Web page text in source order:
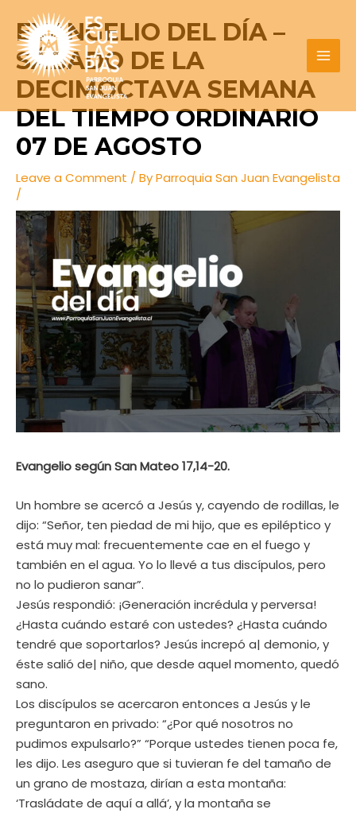
content
EVANGELIO DEL DÍA –
SÁBADO DE LA
DECIMOCTAVA SEMANA
DEL TIEMPO ORDINARIO
07 DE AGOSTO
Leave a Comment / ByParroquia San Juan Evangelista
/
Evangelio según San Mateo 17,14-20.
Un hombre se acercó a Jesús y, cayendo de rodillas, le
dijo: “Señor, ten piedad de mi hijo, que es epiléptico y
está muy mal: frecuentemente cae en el fuego y
también en el agua. Yo lo llevé a tus discípulos, pero
no lo pudieron sanar”.
Jesús respondió: ¡Generación incrédula y perversa!
¿Hasta cuándo estaré con ustedes? ¿Hasta cuándo
tendré que soportarlos? Jesús increpó a| demonio, y
éste salió de| niño, que desde aquel momento, quedó
sano.
Los discípulos se acercaron entonces a Jesús y le
preguntaron en privado: “¿Por qué nosotros no
pudimos expulsarlo?” “Porque ustedes tienen poca fe,
les dijo. Les aseguro que si tuvieran fe del tamaño de
un grano de mostaza, dirían a esta montaña:
‘Trasládate de aquí a allá’, y la montaña se
navigation